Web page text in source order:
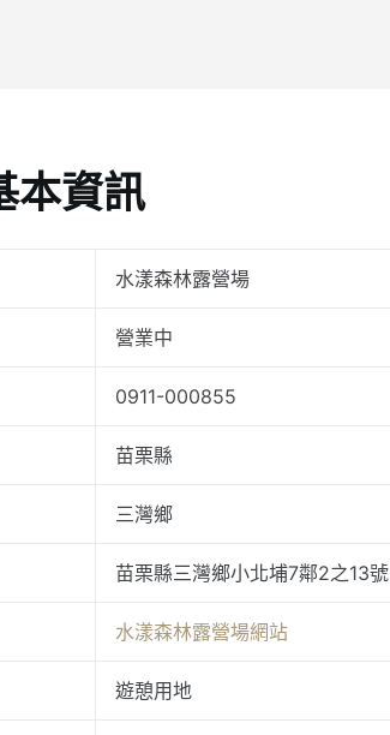
本資訊
水漾森林露營場
營業中
0911-000855
苗栗縣
三灣鄉
苗栗縣三灣鄉小北埔7鄰2之13號
水漾森林露營場網站
遊憩用地